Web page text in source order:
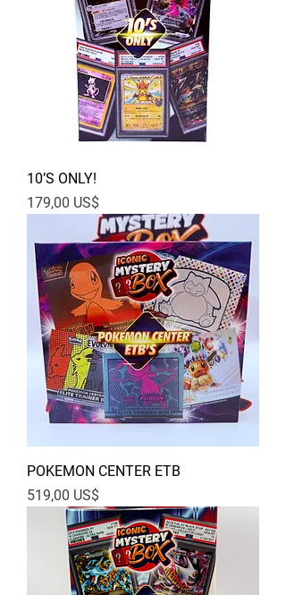
10’S ONLY!
Pris
179,00 US$
POKEMON CENTER ETB
Pris
519,00 US$